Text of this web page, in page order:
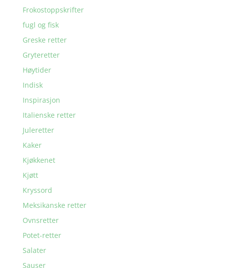
Frokostoppskrifter
fugl og fisk
Greske retter
Gryteretter
Høytider
Indisk
Inspirasjon
Italienske retter
Juleretter
Kaker
Kjøkkenet
Kjøtt
Kryssord
Meksikanske retter
Ovnsretter
Potet-retter
Salater
Sauser